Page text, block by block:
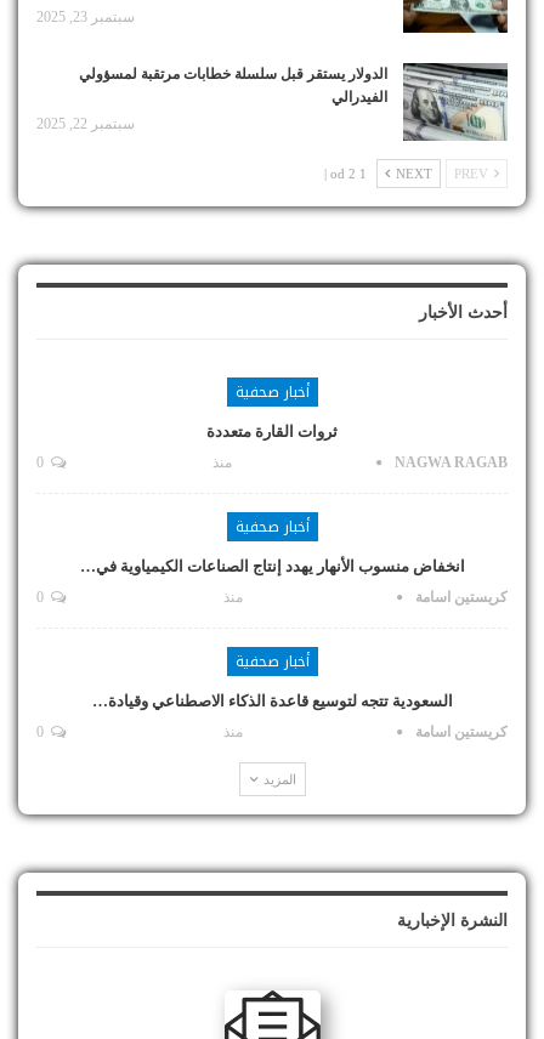
سبتمبر 23, 2025
الدولار يستقر قبل سلسلة خطابات مرتقبة لمسؤولي
الفيدرالي
سبتمبر 22, 2025
NEXT
1 od 2 |
أحدث الأخبار
أخبار صحفية
ثروات القارة متعددة
NAGWA RAGAB منذ
أخبار صحفية
انخفاض منسوب الأنهار يهدد إنتاج الصناعات الكيمياوية في…
كريستين اسامة منذ
أخبار صحفية
السعودية تتجه لتوسيع قاعدة الذكاء الاصطناعي وقيادة…
كريستين اسامة منذ
المزيد
النشرة الإخبارية